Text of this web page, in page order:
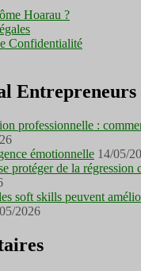
Hoarau ?
Confidentialité
professionnelle :
émotionnelle 14/05/
protéger de la régression
soft skills peuvent
2026